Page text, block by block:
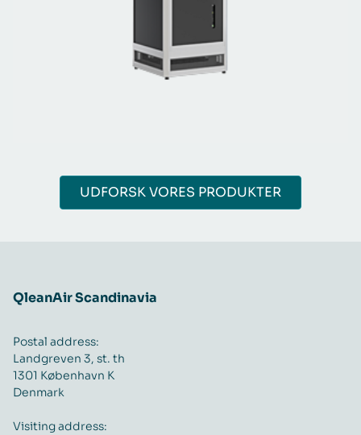
UDFORSK VORES PRODUKTER
QleanAir Scandinavia
Postal address:
Landgreven 3, st. th
1301 København K
Denmark
Visiting address: